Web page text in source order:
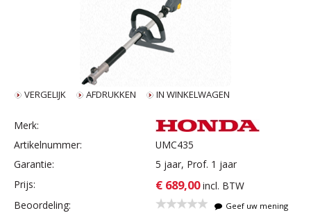
VERGELIJK AFDRUKKEN IN WINKELWAGEN
Merk:
Artikelnummer:
UMC435
Garantie:
5 jaar, Prof. 1 jaar
Prijs:
€ 689,00 incl. BTW
Beoordeling:
Geef uw mening